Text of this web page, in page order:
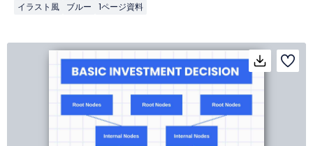
イラスト風 ブルー 1ページ資料